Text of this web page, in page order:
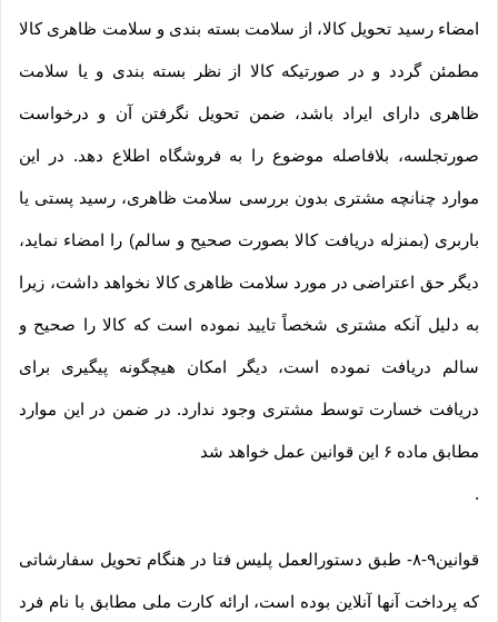
امضاء رسید تحویل کالا، از سلامت بسته بندی و سلامت ظاهری کالا
مطمئن گردد و در صورتیکه کالا از نظر بسته بندی و یا سلامت
ظاهری دارای ایراد باشد، ضمن تحویل نگرفتن آن و درخواست
صورتجلسه، بلافاصله موضوع را به فروشگاه اطلاع دهد. در این
موارد چنانچه مشتری بدون بررسی سلامت ظاهری، رسید پستی یا
باربری (بمنزله دریافت کالا بصورت صحیح و سالم) را امضاء نماید،
دیگر حق اعتراضی در مورد سلامت ظاهری کالا نخواهد داشت، زیرا
به دلیل آنکه مشتری شخصاً تایید نموده است که کالا را صحیح و
سالم دریافت نموده است، دیگر امکان هیچگونه پیگیری برای
دریافت خسارت توسط مشتری وجود ندارد. در ضمن در این موارد
مطابق ماده ۶ این قوانین عمل خواهد شد
.
قوانین۹-۸- طبق دستورالعمل پلیس فتا در هنگام تحویل سفارشاتی
که پرداخت آنها آنلاین بوده است، ارائه کارت ملی مطابق با نام فرد